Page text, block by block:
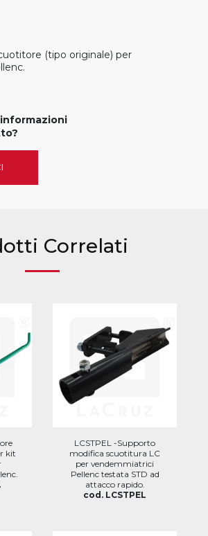
(tipo originale) per
Correlati
kit
LCSTPEL -Supporto
modifica scuotitura LC
per vendemmiatrici
Pellenc testata STD ad
attacco rapido.
cod. LCSTPEL